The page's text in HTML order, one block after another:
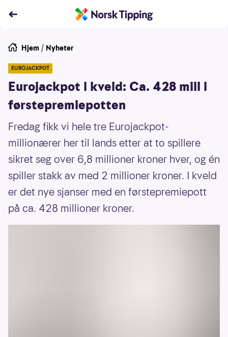
Hjem / Nyheter
EUROJACKPOT
Eurojackpot i kveld: Ca. 428 mill i
førstepremiepotten
Fredag fikk vi hele tre Eurojackpot-
millionærer her til lands etter at to spillere
sikret seg over 6,8 millioner kroner hver, og én
spiller stakk av med 2 millioner kroner. I kveld
er det nye sjanser med en førstepremiepott
på ca. 428 millioner kroner.